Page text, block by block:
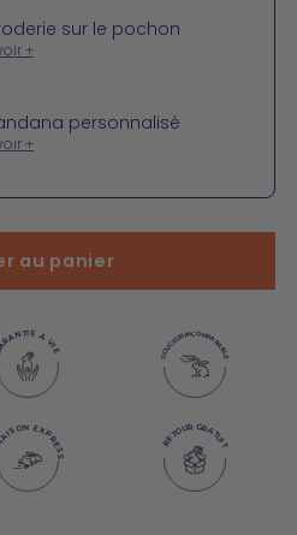
sur le pochon
+
personnalisé
+
au panier
À VIE DOUCEUR INCOMPARABLE
EXPRESS RETOUR GRATUIT